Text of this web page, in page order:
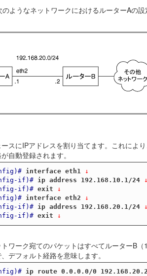
ようなネットワークにおけるルーターAの
スにIPアドレスを割り当てます。これによ
自動登録されます。
interface eth1 ↓
if)#
ip address 192.168.10.1/24
if)# exit ↓
interface eth2 ↓
if)#
ip address 192.168.20.1/24
if)# exit ↓
ワーク宛てのパケットはすべてルーターB
デフォルト経路を意味します。
ip route 0.0.0.0/0